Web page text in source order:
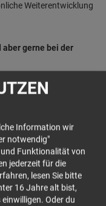
Weiterentwicklung
gerne bei der
Information wir
notwendig"
Funktionalität von
jederzeit für die
lesen Sie bitte
16 Jahre alt bist,
Oder du